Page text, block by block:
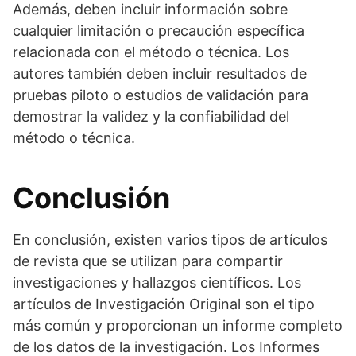
Además, deben incluir información sobre
cualquier limitación o precaución específica
relacionada con el método o técnica. Los
autores también deben incluir resultados de
pruebas piloto o estudios de validación para
demostrar la validez y la confiabilidad del
método o técnica.
Conclusión
En conclusión, existen varios tipos de artículos
de revista que se utilizan para compartir
investigaciones y hallazgos científicos. Los
artículos de Investigación Original son el tipo
más común y proporcionan un informe completo
de los datos de la investigación. Los Informes